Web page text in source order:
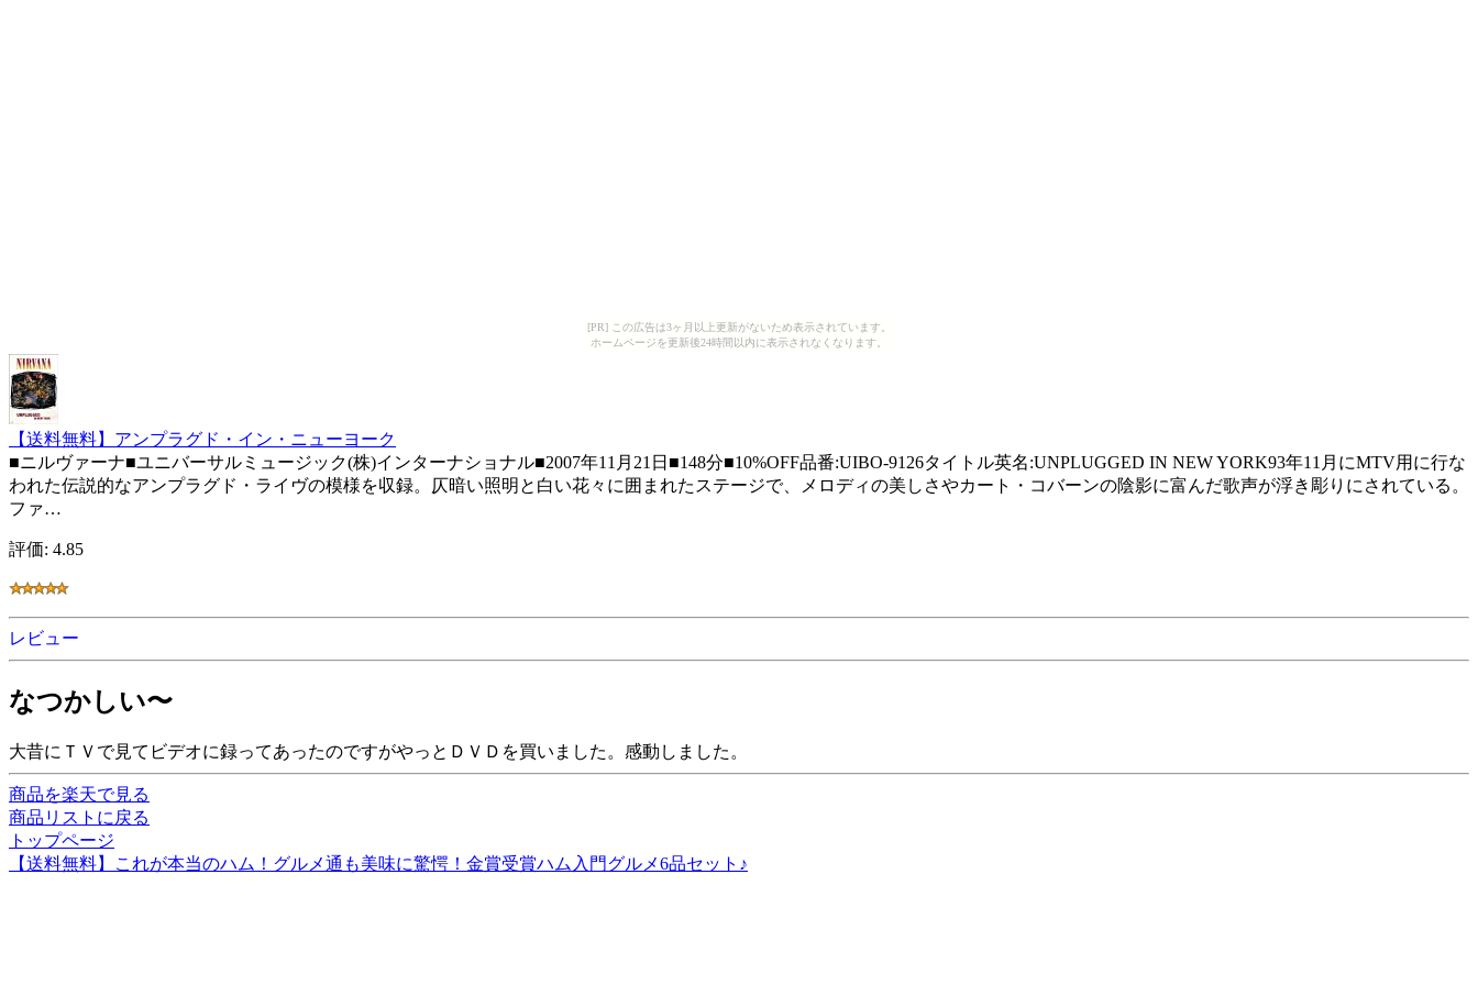
[PR] この広告は3ヶ月以上更新がないため表示されています。
ホームページを更新後24時間以内に表示されなくなります。
【送料無料】アンプラグド・イン・ニューヨーク
■ニルヴァーナ■ユニバーサルミュージック(株)インターナショナル■2007年11月21日■148分■10%OFF品番:UIBO-9126タイトル英名:UNPLUGGED IN NEW YORK93年11月にMTV用に行な
われた伝説的なアンプラグド・ライヴの模様を収録。仄暗い照明と白い花々に囲まれたステージで、メロディの美しさやカート・コバーンの陰影に富んだ歌声が浮き彫りにされている。
ファ…
評価: 4.85
レビュー
なつかしい〜
大昔にＴＶで見てビデオに録ってあったのですがやっとＤＶＤを買いました。感動しました。
商品を楽天で見る
商品リストに戻る
トップページ
【送料無料】これが本当のハム！グルメ通も美味に驚愕！金賞受賞ハム入門グルメ6品セット♪